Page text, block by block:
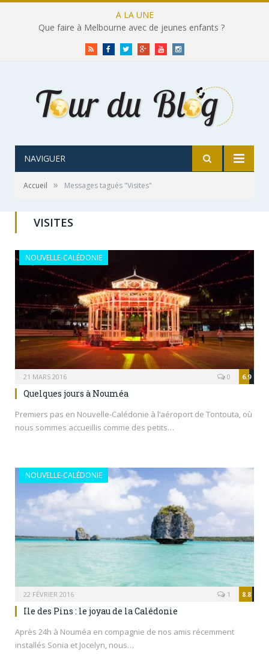
A LA UNE
Le top 10 des cafés où bruncher à Melbourne
RSS FacebookTwitterGoogle+YoutubeInstagram
NAVIGUER
Accueil » Messages tagués "Visites"
VISITES
NOUVELLE-CALÉDONIE
21 MARS 2016 6.9
0
Quelques jours à Nouméa
Premiers pas en Nouvelle-Calédonie à l’aéroport de Tontouta, où
nous sommes accueillis comme des petits…
NOUVELLE-CALÉDONIE
22 FÉVRIER 2016 8.8
1
Ile des Pins : le joyau de la Calédonie
Après 24h à Nouméa en compagnie de nos amis récemment
installés Sonia et Jocelyn, nous…